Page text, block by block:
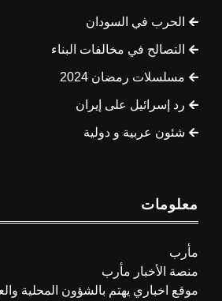
الحرب في السودان
التصالح في مخالفات البناء
مسلسلات رمضان 2024
رد إسرائيل على إيران
شئون عربية و دولية
معلومات
مأرب
منصة الأخبار مأرب
موقع اخباري يهتم بالشؤون المحلية